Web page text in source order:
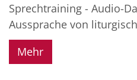
Sprechtraining - Audio-
Aussprache von
Mehr